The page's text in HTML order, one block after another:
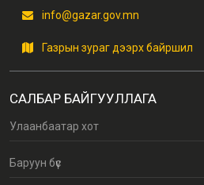
info@gazar.gov.mn
Газрын зураг дээрх байршил
САЛБАР БАЙГУУЛЛАГА
Улаанбаатар хот
Баруун бүс